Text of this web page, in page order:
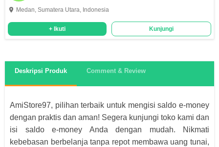
Medan, Sumatera Utara, Indonesia
+ Ikuti Kunjungi
Deskripsi Produk Comment & Review
AmiStore97, pilihan terbaik untuk mengisi saldo e-money
dengan praktis dan aman! Segera kunjungi toko kami dan
isi saldo e-money Anda dengan mudah. Nikmati
kebebasan berbelanja tanpa repot membawa uang tunai,